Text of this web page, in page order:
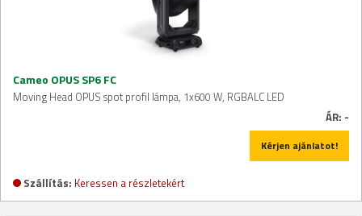
Cameo OPUS SP6 FC
Moving Head OPUS spot profil lámpa, 1x600 W, RGBALC LED
ÁR: -
Kérjen ajánlatot!
Szállítás: Keressen a részletekért